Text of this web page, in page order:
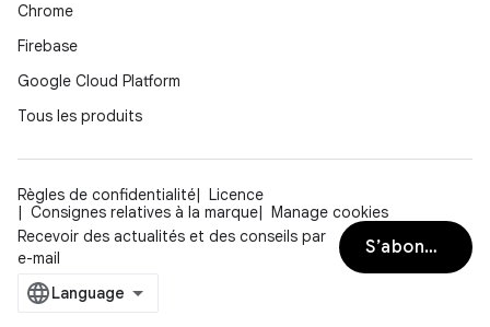
Chrome
Firebase
Google Cloud Platform
Tous les produits
Règles de confidentialité
Licence
Consignes relatives à la marque
Manage cookies
Recevoir des actualités et des conseils par
e-mail
S’abonner